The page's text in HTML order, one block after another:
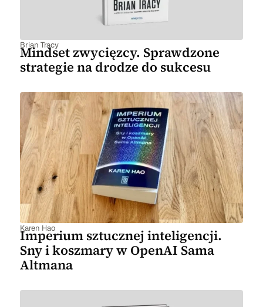
Brian Tracy
Mindset zwycięzcy. Sprawdzone
strategie na drodze do sukcesu
Karen Hao
Imperium sztucznej inteligencji.
Sny i koszmary w OpenAI Sama
Altmana